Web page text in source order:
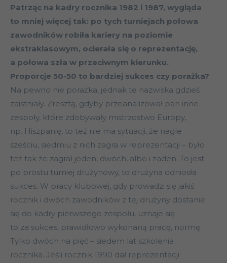
Patrząc na kadry rocznika 1982 i 1987, wygląda
to mniej więcej tak: po tych turniejach połowa
zawodników robiła kariery na poziomie
ekstraklasowym, ocierała się o reprezentację,
a połowa szła w przeciwnym kierunku.
Proporcje 50-50 to bardziej sukces czy porażka?
Na pewno nie porażka, jednak te nazwiska gdzieś
zaistniały. Zresztą, gdyby przeanalizował pan inne
zespoły, które zdobywały mistrzostwo Europy,
np. Hiszpanię, to też nie ma sytuacji, że nagle
sześciu, siedmiu z nich zagra w reprezentacji – było
też tak że zagrał jeden, dwóch, albo i żaden. To jest
po prostu turniej drużynowy, to drużyna odniosła
sukces. W pracy klubowej, gdy prowadzi się jakiś
rocznik i dwóch zawodników z tej drużyny dostanie
się do kadry pierwszego zespołu, uznaje się
to za sukces, prawidłowo wykonaną pracę, normę.
Tylko dwóch na pięć – siedem lat szkolenia
rocznika. Jeśli rocznik 1990 dał reprezentacji